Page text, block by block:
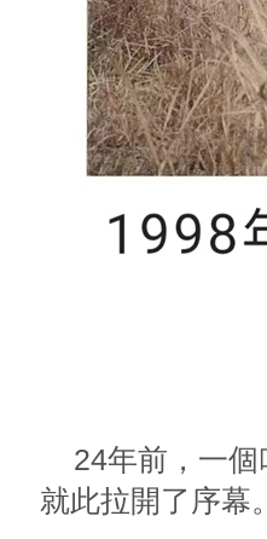
24年前，一
就此拉開了序幕